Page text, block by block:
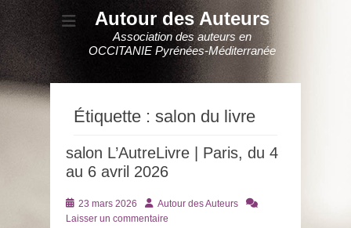
Autour des Auteurs
Association des auteurs en
OCCITANIE Pyrénées-Méditerranée
Étiquette : salon du livre
salon L’AutreLivre | Paris, du 4
au 6 avril 2026
Posté
le
23 mars 2026 AuteurAutour des Auteurs
Laisser un commentaire